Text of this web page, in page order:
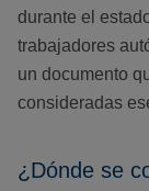
durante el
trabajadores
un documento
consideradas
¿Dónde se